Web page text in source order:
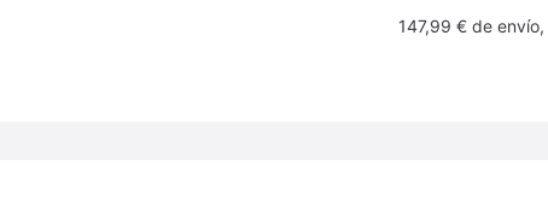
147,99 € de envío,